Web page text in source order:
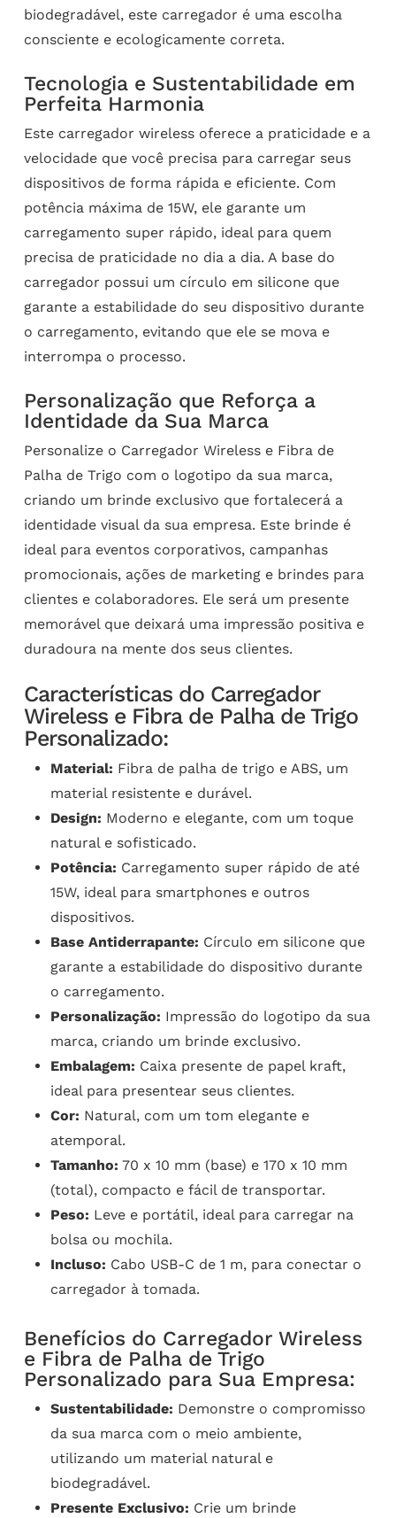
biodegradável, este carregador é uma escolha
consciente e ecologicamente correta.
Tecnologia e Sustentabilidade em
Perfeita Harmonia
Este carregador wireless oferece a praticidade e a
velocidade que você precisa para carregar seus
dispositivos de forma rápida e eficiente. Com
potência máxima de 15W, ele garante um
carregamento super rápido, ideal para quem
precisa de praticidade no dia a dia. A base do
carregador possui um círculo em silicone que
garante a estabilidade do seu dispositivo durante
o carregamento, evitando que ele se mova e
interrompa o processo.
Personalização que Reforça a
Identidade da Sua Marca
Personalize o Carregador Wireless e Fibra de
Palha de Trigo com o logotipo da sua marca,
criando um brinde exclusivo que fortalecerá a
identidade visual da sua empresa. Este brinde é
ideal para eventos corporativos, campanhas
promocionais, ações de marketing e brindes para
clientes e colaboradores. Ele será um presente
memorável que deixará uma impressão positiva e
duradoura na mente dos seus clientes.
Características do Carregador
Wireless e Fibra de Palha de Trigo
Personalizado:
Material: Fibra de palha de trigo e ABS, um
material resistente e durável.
Design: Moderno e elegante, com um toque
natural e sofisticado.
Potência: Carregamento super rápido de até
15W, ideal para smartphones e outros
dispositivos.
Base Antiderrapante: Círculo em silicone que
garante a estabilidade do dispositivo durante
o carregamento.
Personalização: Impressão do logotipo da sua
marca, criando um brinde exclusivo.
Embalagem: Caixa presente de papel kraft,
ideal para presentear seus clientes.
Cor: Natural, com um tom elegante e
atemporal.
Tamanho: 70 x 10 mm (base) e 170 x 10 mm
(total), compacto e fácil de transportar.
Peso: Leve e portátil, ideal para carregar na
bolsa ou mochila.
Incluso: Cabo USB-C de 1 m, para conectar o
carregador à tomada.
Benefícios do Carregador Wireless
e Fibra de Palha de Trigo
Personalizado para Sua Empresa:
Sustentabilidade: Demonstre o compromisso
da sua marca com o meio ambiente,
utilizando um material natural e
biodegradável.
Presente Exclusivo: Crie um brinde